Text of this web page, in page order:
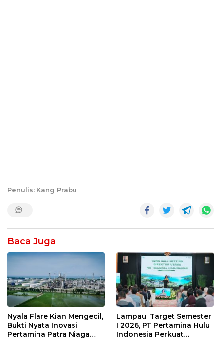
Penulis: Kang Prabu
Baca Juga
Nyala Flare Kian Mengecil,
Bukti Nyata Inovasi
Pertamina Patra Niaga
Lampaui Target Semester
I 2026, PT Pertamina Hulu
Indonesia Perkuat